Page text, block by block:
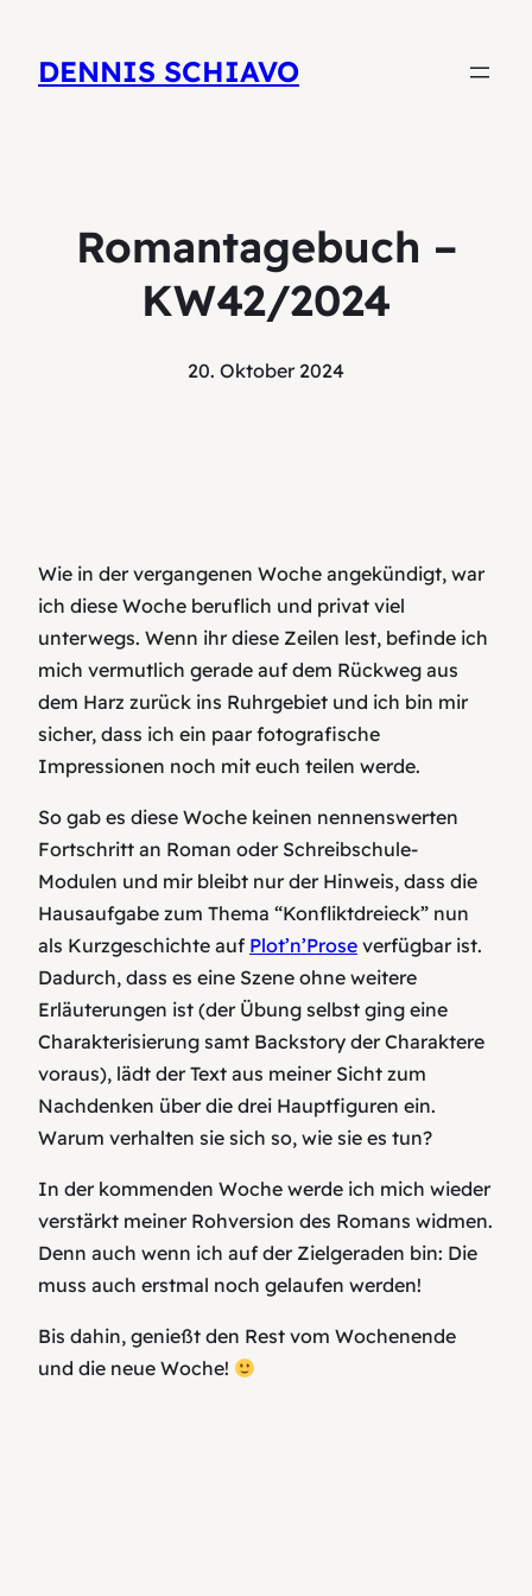
DENNIS SCHIAVO
Romantagebuch –
KW42/2024
20. Oktober 2024
Wie in der vergangenen Woche angekündigt, war
ich diese Woche beruflich und privat viel
unterwegs. Wenn ihr diese Zeilen lest, befinde ich
mich vermutlich gerade auf dem Rückweg aus
dem Harz zurück ins Ruhrgebiet und ich bin mir
sicher, dass ich ein paar fotografische
Impressionen noch mit euch teilen werde.
So gab es diese Woche keinen nennenswerten
Fortschritt an Roman oder Schreibschule-
Modulen und mir bleibt nur der Hinweis, dass die
Hausaufgabe zum Thema “Konfliktdreieck” nun
als Kurzgeschichte auf Plot’n’Prose verfügbar ist.
Dadurch, dass es eine Szene ohne weitere
Erläuterungen ist (der Übung selbst ging eine
Charakterisierung samt Backstory der Charaktere
voraus), lädt der Text aus meiner Sicht zum
Nachdenken über die drei Hauptfiguren ein.
Warum verhalten sie sich so, wie sie es tun?
In der kommenden Woche werde ich mich wieder
verstärkt meiner Rohversion des Romans widmen.
Denn auch wenn ich auf der Zielgeraden bin: Die
muss auch erstmal noch gelaufen werden!
Bis dahin, genießt den Rest vom Wochenende
und die neue Woche!